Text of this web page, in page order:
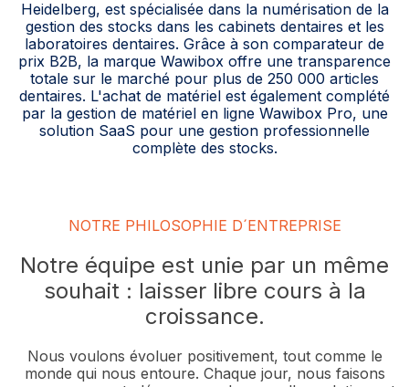
Heidelberg, est spécialisée dans la numérisation de la
gestion des stocks dans les cabinets dentaires et les
laboratoires dentaires. Grâce à son comparateur de
prix B2B, la marque Wawibox offre une transparence
totale sur le marché pour plus de 250 000 articles
dentaires. L'achat de matériel est également complété
par la gestion de matériel en ligne Wawibox Pro, une
solution SaaS pour une gestion professionnelle
complète des stocks.
NOTRE PHILOSOPHIE D´ENTREPRISE
Notre équipe est unie par un même
souhait : laisser libre cours à la
croissance.
Nous voulons évoluer positivement, tout comme le
monde qui nous entoure. Chaque jour, nous faisons